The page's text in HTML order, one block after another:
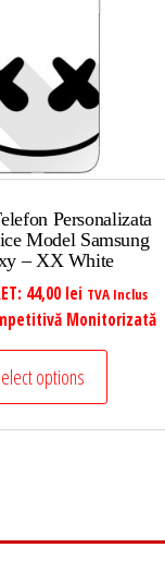
Personalizata
Model Samsung
– XX White
44,00 lei TVA Inclus
Monitorizată
options